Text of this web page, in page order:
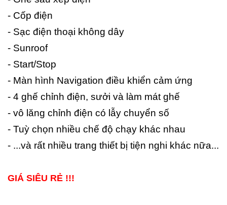
- Cốp điện
- Sạc điện thoại không dây
- Sunroof
- Start/Stop
- Màn hình Navigation điều khiển cảm ứng
- 4 ghế chỉnh điện, sưởi và làm mát ghế
- vô lăng chỉnh điện có lẫy chuyển số
- Tuỳ chọn nhiều chế độ chạy khác nhau
- ...và rất nhiều trang thiết bị tiện nghi khác nữa...
GIÁ SIÊU RẺ !!!